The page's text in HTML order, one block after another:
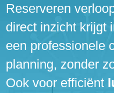
Reserveren
direct inzicht krijgt
een professionele
planning, zonder
Ook voor efficiënt